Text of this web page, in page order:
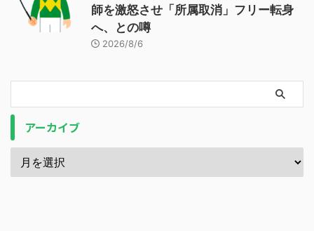
師を激怒させ「所属取消」フリー転身
へ、との噂
2026/8/6
アーカイブ